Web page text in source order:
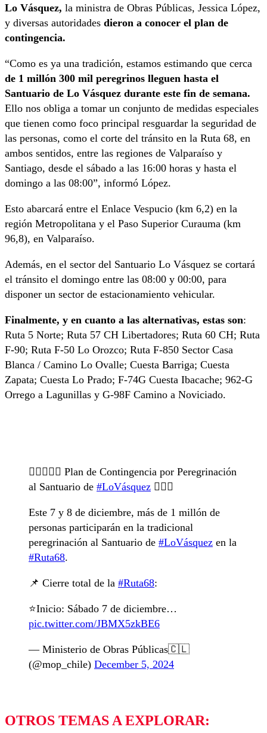
Lo Vásquez, la ministra de Obras Públicas, Jessica López,
y diversas autoridades dieron a conocer el plan de
contingencia.
“Como es ya una tradición, estamos estimando que cerca
de 1 millón 300 mil peregrinos lleguen hasta el
Santuario de Lo Vásquez durante este fin de semana.
Ello nos obliga a tomar un conjunto de medidas especiales
que tienen como foco principal resguardar la seguridad de
las personas, como el corte del tránsito en la Ruta 68, en
ambos sentidos, entre las regiones de Valparaíso y
Santiago, desde el sábado a las 16:00 horas y hasta el
domingo a las 08:00”, informó López.
Esto abarcará entre el Enlace Vespucio (km 6,2) en la
región Metropolitana y el Paso Superior Curauma (km
96,8), en Valparaíso.
Además, en el sector del Santuario Lo Vásquez se cortará
el tránsito el domingo entre las 08:00 y 00:00, para
disponer un sector de estacionamiento vehicular.
Finalmente, y en cuanto a las alternativas, estas son:
Ruta 5 Norte; Ruta 57 CH Libertadores; Ruta 60 CH; Ruta
F-90; Ruta F-50 Lo Orozco; Ruta F-850 Sector Casa
Blanca / Camino Lo Ovalle; Cuesta Barriga; Cuesta
Zapata; Cuesta Lo Prado; F-74G Cuesta Ibacache; 962-G
Orrego a Lagunillas y G-98F Camino a Noviciado.
🚶🏻‍♂️🚴‍♀️ Plan de Contingencia por Peregrinación
al Santuario de #LoVásquez 🚴🏼‍♂️
Este 7 y 8 de diciembre, más de 1 millón de
personas participarán en la tradicional
peregrinación al Santuario de #LoVásquez en la
#Ruta68.
📌 Cierre total de la #Ruta68:
⭐️Inicio: Sábado 7 de diciembre…
pic.twitter.com/JBMX5zkBE6
— Ministerio de Obras Públicas🇨🇱
(@mop_chile) December 5, 2024
OTROS TEMAS A EXPLORAR: